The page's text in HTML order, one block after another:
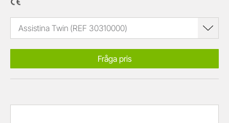
Assistina Twin (REF 30310000)
Fråga pris